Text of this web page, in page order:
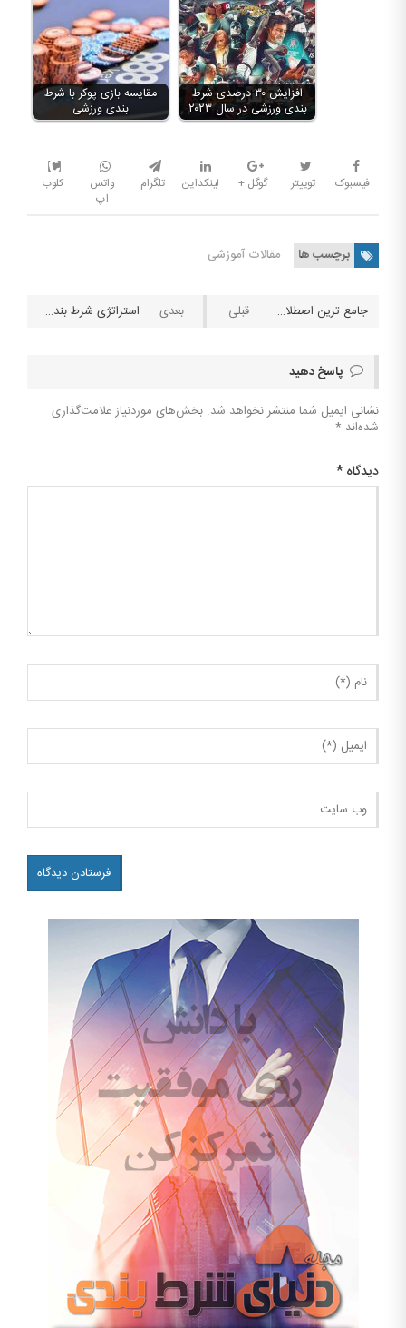
مقایسه بازی پوکر با شرط
بندی ورزشی
افزایش ۳۰ درصدی شرط
بندی ورزشی در سال ۲۰۲۳
فیسبوک توییتر گوگل + لینکداین تلگرام
واتس
اپ
کلوب
برچسب ها مقالات آموزشی
جامع ترین اصطلاحات و مجموعه ی کامل لغت های بازی پوکر به فارسی استراتژی شرط بندی زنده فوتبال از صفر تا صد
پاسخ دهید
نشانی ایمیل شما منتشر نخواهد شد. بخش‌های موردنیاز علامت‌گذاری
شده‌اند *
دیدگاه *